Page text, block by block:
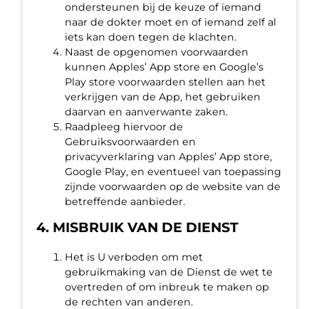
ondersteunen bij de keuze of iemand
naar de dokter moet en of iemand zelf al
iets kan doen tegen de klachten.
Naast de opgenomen voorwaarden
kunnen Apples’ App store en Google’s
Play store voorwaarden stellen aan het
verkrijgen van de App, het gebruiken
daarvan en aanverwante zaken.
Raadpleeg hiervoor de
Gebruiksvoorwaarden en
privacyverklaring van Apples’ App store,
Google Play, en eventueel van toepassing
zijnde voorwaarden op de website van de
betreffende aanbieder.
4. MISBRUIK VAN DE DIENST
Het is U verboden om met
gebruikmaking van de Dienst de wet te
overtreden of om inbreuk te maken op
de rechten van anderen.